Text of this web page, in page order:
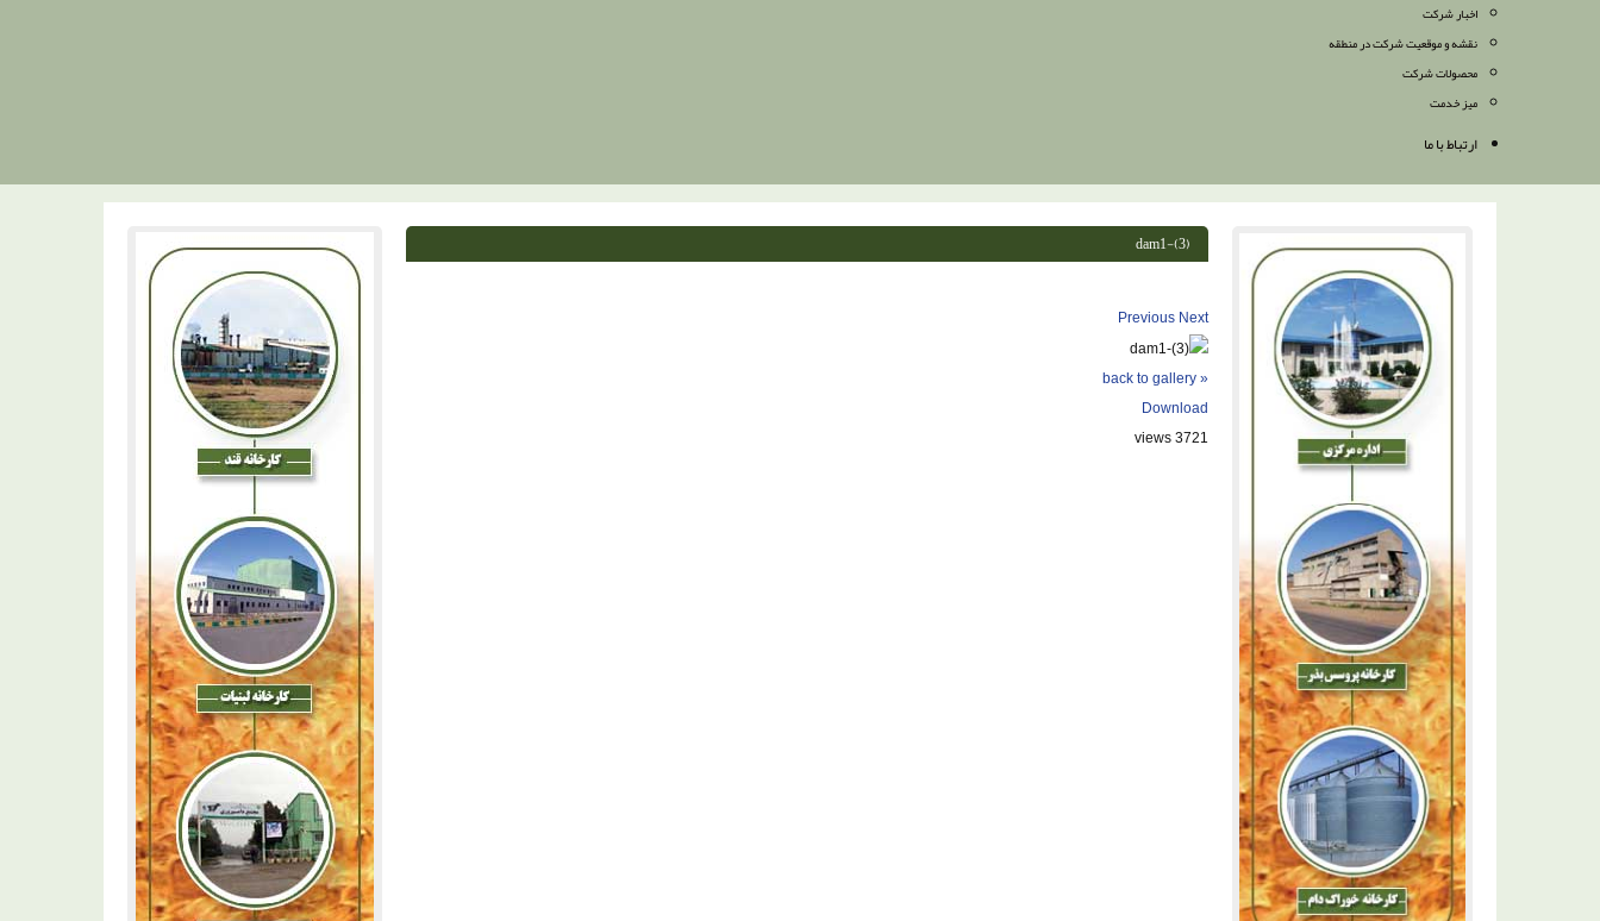
اخبار شرکت
نقشه و موقعیت شرکت در منطقه
محصولات شرکت
میز خدمت
ارتباط با ما
dam1-(3)
Previous Next
« back to gallery
Download
3721 views